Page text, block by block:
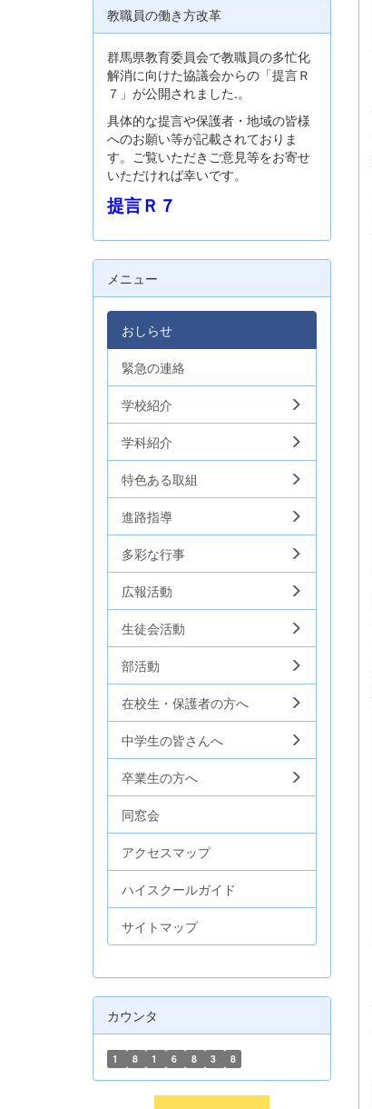
教職員の働き方改革
群馬県教育委員会で教職員の多忙化
解消に向けた協議会からの「提言Ｒ
７」が公開されました.。
具体的な提言や保護者・地域の皆様
へのお願い等が記載されておりま
す。ご覧いただきご意見等をお寄せ
いただければ幸いです。
提言Ｒ７
メニュー
おしらせ
緊急の連絡
学校紹介
学科紹介
特色ある取組
進路指導
多彩な行事
広報活動
生徒会活動
部活動
在校生・保護者の方へ
中学生の皆さんへ
卒業生の方へ
同窓会
アクセスマップ
ハイスクールガイド
サイトマップ
カウンタ
1 8 1 6 8 3 8